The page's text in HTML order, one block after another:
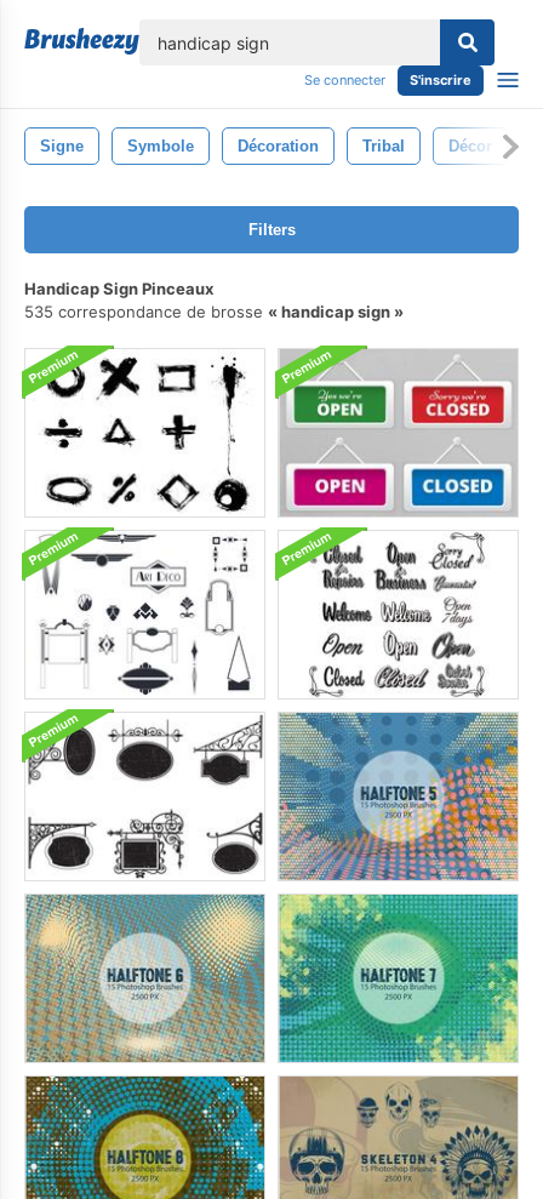
Se connecter S'inscrire
Signe Symbole Décoration Tribal Décor
Filters
Handicap Sign Pinceaux
535 correspondance de brosse
handicap sign